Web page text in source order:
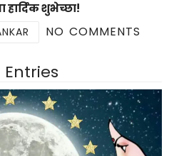
हार्दिक शुभेच्छा!
NO COMMENTS
Entries